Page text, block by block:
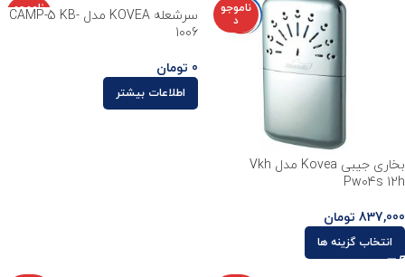
ناموجو
د
بخاری جیبی Kovea مدل Vkh
Pw04s 12h
837,000 تومان
انتخاب گزینه ها
ناموجو
د
سرشعله KOVEA مدل CAMP-5 KB-
1006
0 تومان
اطلاعات بیشتر